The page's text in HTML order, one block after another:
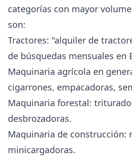
categorías con mayor
son:
Tractores: "alquiler de
de búsquedas mensuales en
Maquinaria agrícola en
cigarrones, empacadoras,
Maquinaria forestal:
desbrozadoras.
Maquinaria de construcción:
minicargadoras.